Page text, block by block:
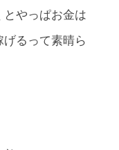
やっぱお金は
るって素晴ら